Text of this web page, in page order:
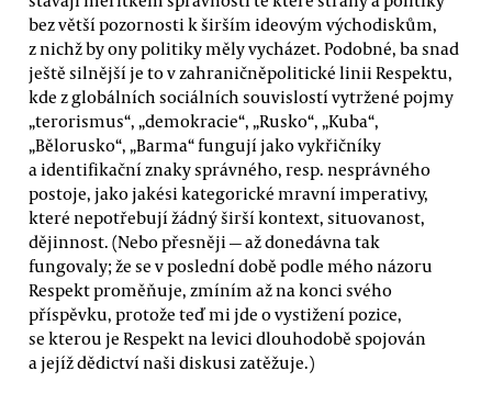
bez větší pozornosti k širším ideovým východiskům,
z nichž by ony politiky měly vycházet. Podobné, ba snad
ještě silnější je to v zahraničněpolitické linii Respektu,
kde z globálních sociálních souvislostí vytržené pojmy
„terorismus“, „demokracie“, „Rusko“, „Kuba“,
„Bělorusko“, „Barma“ fungují jako vykřičníky
a identifikační znaky správného, resp. nesprávného
postoje, jako jakési kategorické mravní imperativy,
které nepotřebují žádný širší kontext, situovanost,
dějinnost. (Nebo přesněji — až donedávna tak
fungovaly; že se v poslední době podle mého názoru
Respekt proměňuje, zmíním až na konci svého
příspěvku, protože teď mi jde o vystižení pozice,
se kterou je Respekt na levici dlouhodobě spojován
a jejíž dědictví naši diskusi zatěžuje.)